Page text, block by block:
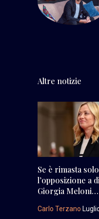
Altre notizie
Se è rimasta solo
l’opposizione a
Giorgia Meloni…
Carlo Terzano